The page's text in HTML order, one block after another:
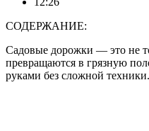
СОДЕРЖАНИЕ:
Садовые дорожки — это не
превращаются в грязную
руками без сложной техники.